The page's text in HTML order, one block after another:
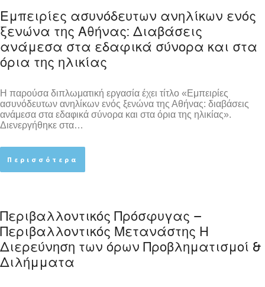
Εμπειρίες ασυνόδευτων ανηλίκων ενός
ξενώνα της Αθήνας: Διαβάσεις
ανάμεσα στα εδαφικά σύνορα και στα
όρια της ηλικίας
Η παρούσα διπλωματική εργασία έχει τίτλο «Εμπειρίες
ασυνόδευτων ανηλίκων ενός ξενώνα της Αθήνας: διαβάσεις
ανάμεσα στα εδαφικά σύνορα και στα όρια της ηλικίας».
Διενεργήθηκε στα…
Περισσότερα
Περιβαλλοντικός Πρόσφυγας –
Περιβαλλοντικός Μετανάστης Η
Διερεύνηση των όρων Προβληματισμοί &
Διλήμματα